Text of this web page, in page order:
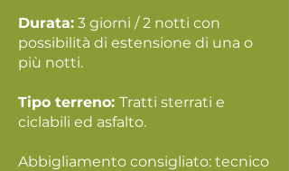
Durata: 3 giorni / 2 notti con
possibilità di estensione di una o
più notti.
Tipo terreno: Tratti sterrati e
ciclabili ed asfalto.
Abbigliamento consigliato: tecnico